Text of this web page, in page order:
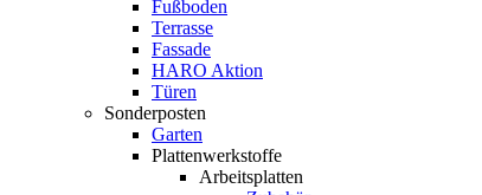
Fußboden
Terrasse
Fassade
HARO Aktion
Türen
Sonderposten
Garten
Plattenwerkstoffe
Arbeitsplatten